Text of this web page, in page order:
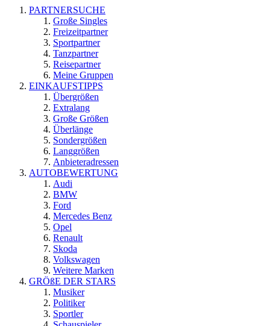
PARTNERSUCHE
Große Singles
Freizeitpartner
Sportpartner
Tanzpartner
Reisepartner
Meine Gruppen
EINKAUFSTIPPS
Übergrößen
Extralang
Große Größen
Überlänge
Sondergrößen
Langgrößen
Anbieteradressen
AUTOBEWERTUNG
Audi
BMW
Ford
Mercedes Benz
Opel
Renault
Skoda
Volkswagen
Weitere Marken
GRÖßE DER STARS
Musiker
Politiker
Sportler